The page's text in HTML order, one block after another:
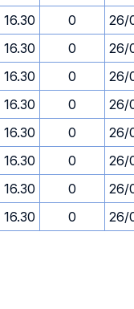
16.30 0
26/
16.30 0
26/
16.30 0
26/
16.30 0
26/
16.30 0
26/
16.30 0
26/
16.30 0
26/
16.30 0 26/